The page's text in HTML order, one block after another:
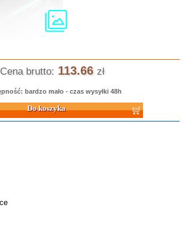
Cena brutto: 113.66 zł
bardzo mało - czas wysyłki 48h